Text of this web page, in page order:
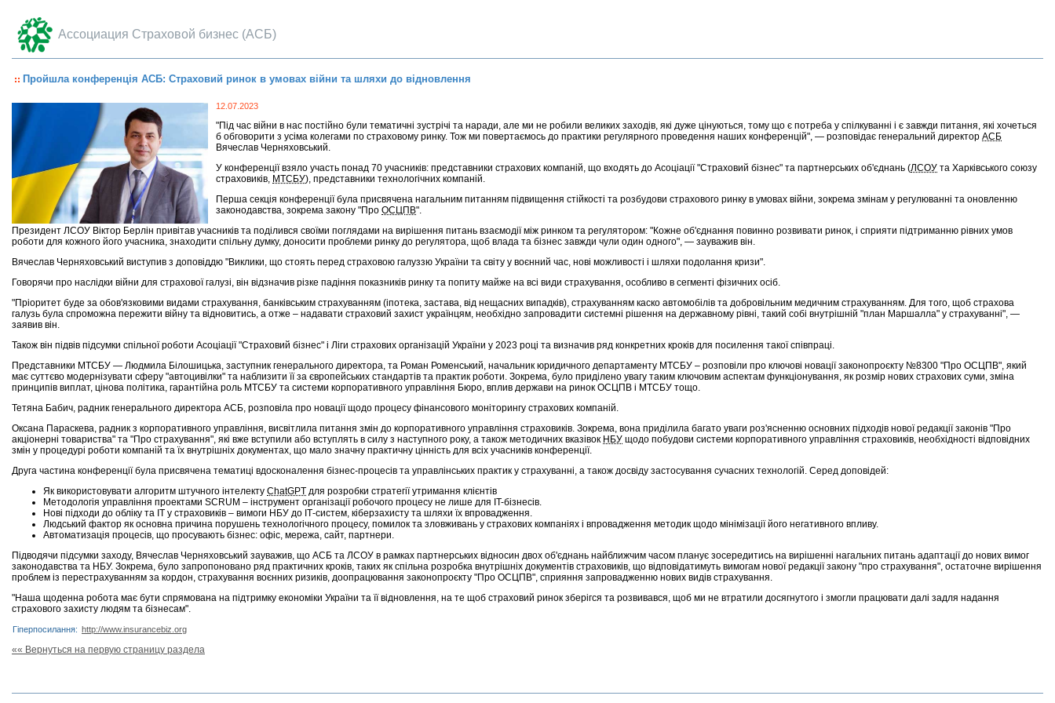
Ассоциация Страховой бизнес (АСБ)
Пройшла конференція АСБ: Страховий ринок в умовах війни та шляхи до відновлення
12.07.2023
"Під час війни в нас постійно були тематичні зустрічі та наради, але ми не робили великих заходів, які дуже цінуються, тому що є потреба у спілкуванні і є завжди питання, які хочеться
б обговорити з усіма колегами по страховому ринку. Тож ми повертаємось до практики регулярного проведення наших конференцій", — розповідає генеральний директор АСБ
Вячеслав Черняховський.
У конференції взяло участь понад 70 учасників: представники страхових компаній, що входять до Асоціації "Страховий бізнес" та партнерських об'єднань (ЛСОУ та Харківського союзу
страховиків, МТСБУ), представники технологічних компаній.
Перша секція конференції була присвячена нагальним питанням підвищення стійкості та розбудови страхового ринку в умовах війни, зокрема змінам у регулюванні та оновленню
законодавства, зокрема закону "Про ОСЦПВ".
Президент ЛСОУ Віктор Берлін привітав учасників та поділився своїми поглядами на вирішення питань взаємодії між ринком та регулятором: "Кожне об'єднання повинно розвивати ринок, і сприяти підтриманню рівних умов
роботи для кожного його учасника, знаходити спільну думку, доносити проблеми ринку до регулятора, щоб влада та бізнес завжди чули один одного", — зауважив він.
Вячеслав Черняховський виступив з доповіддю "Виклики, що стоять перед страховою галуззю України та світу у воєнний час, нові можливості і шляхи подолання кризи".
Говорячи про наслідки війни для страхової галузі, він відзначив різке падіння показників ринку та попиту майже на всі види страхування, особливо в сегменті фізичних осіб.
"Пріоритет буде за обов'язковими видами страхування, банківським страхуванням (іпотека, застава, від нещасних випадків), страхуванням каско автомобілів та добровільним медичним страхуванням. Для того, щоб страхова
галузь була спроможна пережити війну та відновитись, а отже – надавати страховий захист українцям, необхідно запровадити системні рішення на державному рівні, такий собі внутрішній "план Маршалла" у страхуванні", —
заявив він.
Також він підвів підсумки спільної роботи Асоціації "Страховий бізнес" і Ліги страхових організацій України у 2023 році та визначив ряд конкретних кроків для посилення такої співпраці.
Представники МТСБУ — Людмила Білошицька, заступник генерального директора, та Роман Роменський, начальник юридичного департаменту МТСБУ – розповіли про ключові новації законопроєкту №8300 "Про ОСЦПВ", який
має суттєво модернізувати сферу "автоцивілки" та наблизити її за європейських стандартів та практик роботи. Зокрема, було приділено увагу таким ключовим аспектам функціонування, як розмір нових страхових суми, зміна
принципів виплат, цінова політика, гарантійна роль МТСБУ та системи корпоративного управління Бюро, вплив держави на ринок ОСЦПВ і МТСБУ тощо.
Тетяна Бабич, радник генерального директора АСБ, розповіла про новації щодо процесу фінансового моніторингу страхових компаній.
Оксана Параскева, радник з корпоративного управління, висвітлила питання змін до корпоративного управління страховиків. Зокрема, вона приділила багато уваги роз'ясненню основних підходів нової редакції законів "Про
акціонерні товариства" та "Про страхування", які вже вступили або вступлять в силу з наступного року, а також методичних вказівок НБУ щодо побудови системи корпоративного управління страховиків, необхідності відповідних
змін у процедурі роботи компаній та їх внутрішніх документах, що мало значну практичну цінність для всіх учасників конференції.
Друга частина конференції була присвячена тематиці вдосконалення бізнес-процесів та управлінських практик у страхуванні, а також досвіду застосування сучасних технологій. Серед доповідей:
Як використовувати алгоритм штучного інтелекту ChatGPT для розробки стратегії утримання клієнтів
Методологія управління проектами SCRUM – інструмент організації робочого процесу не лише для IT-бізнесів.
Нові підходи до обліку та ІТ у страховиків – вимоги НБУ до ІТ-систем, кіберзахисту та шляхи їх впровадження.
Людський фактор як основна причина порушень технологічного процесу, помилок та зловживань у страхових компаніях і впровадження методик щодо мінімізації його негативного впливу.
Автоматизація процесів, що просувають бізнес: офіс, мережа, сайт, партнери.
Підводячи підсумки заходу, Вячеслав Черняховський зауважив, що АСБ та ЛСОУ в рамках партнерських відносин двох об'єднань найближчим часом планує зосередитись на вирішенні нагальних питань адаптації до нових вимог
законодавства та НБУ. Зокрема, було запропоновано ряд практичних кроків, таких як спільна розробка внутрішніх документів страховиків, що відповідатимуть вимогам нової редакції закону "про страхування", остаточне вирішення
проблем із перестрахуванням за кордон, страхування воєнних ризиків, доопрацювання законопроєкту "Про ОСЦПВ", сприяння запровадженню нових видів страхування.
"Наша щоденна робота має бути спрямована на підтримку економіки України та її відновлення, на те щоб страховий ринок зберігся та розвивався, щоб ми не втратили досягнутого і змогли працювати далі задля надання
страхового захисту людям та бізнесам".
Гіперпосилання: http://www.insurancebiz.org
«« Вернуться на первую страницу раздела